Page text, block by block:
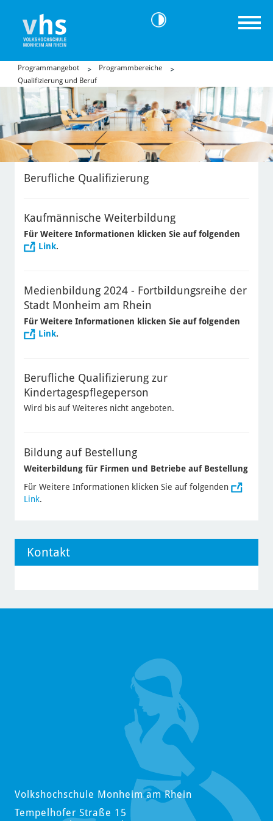
Programmangebot
Programmbereiche
Qualifizierung und Beruf
Berufliche Qualifizierung
Kaufmännische Weiterbildung
Für Weitere Informationen klicken Sie auf folgenden
Link.
Medienbildung 2024 - Fortbildungsreihe der
Stadt Monheim am Rhein
Für Weitere Informationen klicken Sie auf folgenden
Link.
Berufliche Qualifizierung zur
Kindertagespflegeperson
Wird bis auf Weiteres nicht angeboten.
Bildung auf Bestellung
Weiterbildung für Firmen und Betriebe auf Bestellung
Für Weitere Informationen klicken Sie auf folgenden
Link.
Kontakt
Volkshochschule Monheim am Rhein
Tempelhofer Straße 15